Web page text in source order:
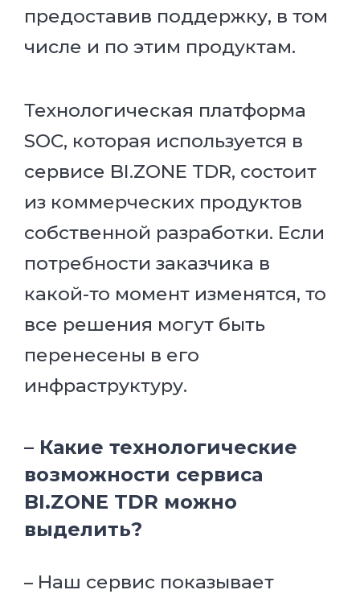
предоставив поддержку, в том
числе и по этим продуктам.
Технологическая платформа
SOC, которая используется в
сервисе BI.ZONE TDR, состоит
из коммерческих продуктов
собственной разработки. Если
потребности заказчика в
какой-то момент изменятся, то
все решения могут быть
перенесены в его
инфраструктуру.
– Какие технологические
возможности сервиса
BI.ZONE TDR можно
выделить?
– Наш сервис показывает